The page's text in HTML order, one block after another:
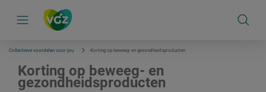
Collectieve voordelen voor jou Korting op beweeg- en gezondheidsproducten
Korting op beweeg- en
gezondheidsproducten